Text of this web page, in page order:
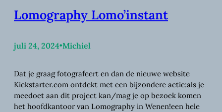
Lomography Lomo’instant
juli 24, 2024•Michiel
Dat je graag fotografeert en dan de nieuwe website
Kickstarter.com ontdekt met een bijzondere actie:als je
meedoet aan dit project kan/mag je op bezoek komen
het hoofdkantoor van Lomography in Wenen!een hele